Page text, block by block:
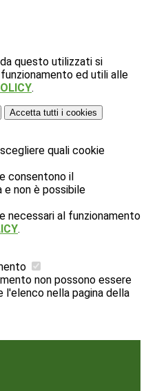
questo utilizzati si
ed utili alle
.
Accetta tutti i cookies
quali cookie
consentono il
non è possibile
necessari al funzionamento
.
non possono essere
l'elenco nella pagina della